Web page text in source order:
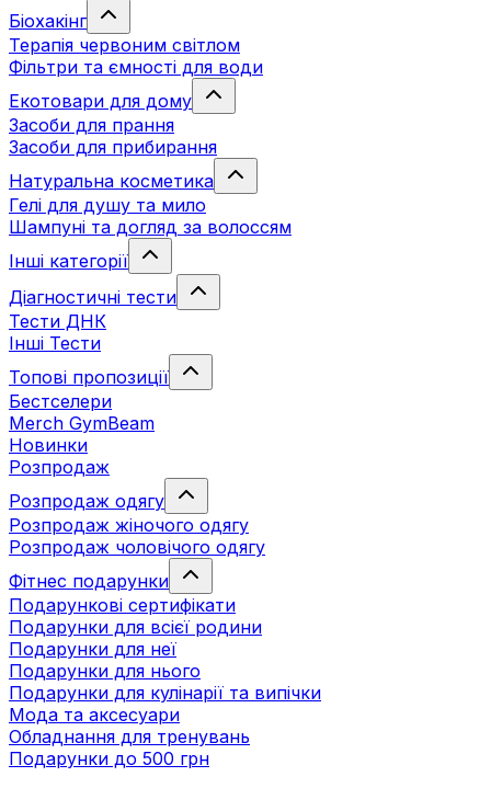
Біохакінг
Терапія червоним світлом
Фільтри та ємності для води
Екотовари для дому
Засоби для прання
Засоби для прибирання
Натуральна косметика
Гелі для душу та мило
Шампуні та догляд за волоссям
Інші категорії
Діагностичні тести
Тести ДНК
Інші Тести
Топові пропозиції
Бестселери
Merch GymBeam
Новинки
Розпродаж
Розпродаж одягу
Розпродаж жіночого одягу
Розпродаж чоловічого одягу
Фітнес подарунки
Подарункові сертифікати
Подарунки для всієї родини
Подарунки для неї
Подарунки для нього
Подарунки для кулінарії та випічки
Мода та аксесуари
Обладнання для тренувань
Подарунки до 500 грн